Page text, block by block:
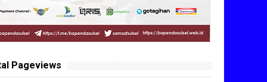
Pageviews